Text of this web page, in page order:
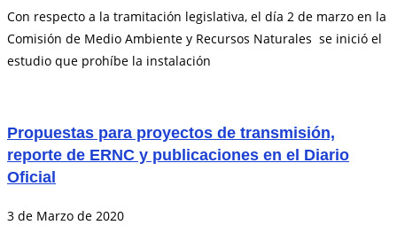
Con respecto a la tramitación legislativa, el día 2 de marzo en la
Comisión de Medio Ambiente y Recursos Naturales se inició el
estudio que prohíbe la instalación
Propuestas para proyectos de transmisión,
reporte de ERNC y publicaciones en el Diario
Oficial
3 de Marzo de 2020